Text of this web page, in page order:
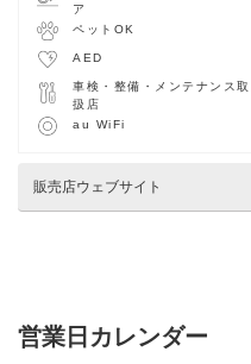
ア
ペットOK
AED
車検・整備・メンテナンス取
扱店
au WiFi
販売店ウェブサイト
営業日カレンダー